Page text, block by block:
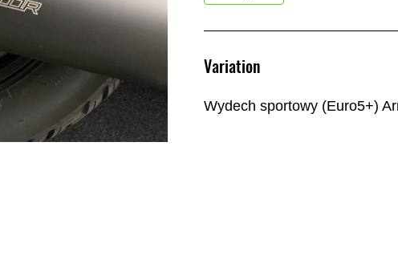
Variation
Wydech sportowy (Euro5+)